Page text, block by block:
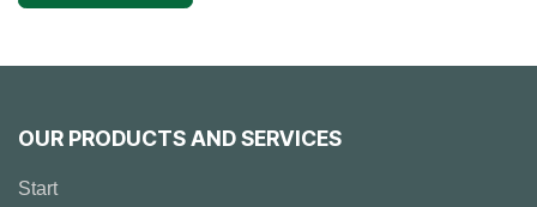
OUR PRODUCTS AND SERVICES
Start